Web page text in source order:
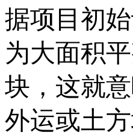
据项目初
为大面积
块，这就
外运或土